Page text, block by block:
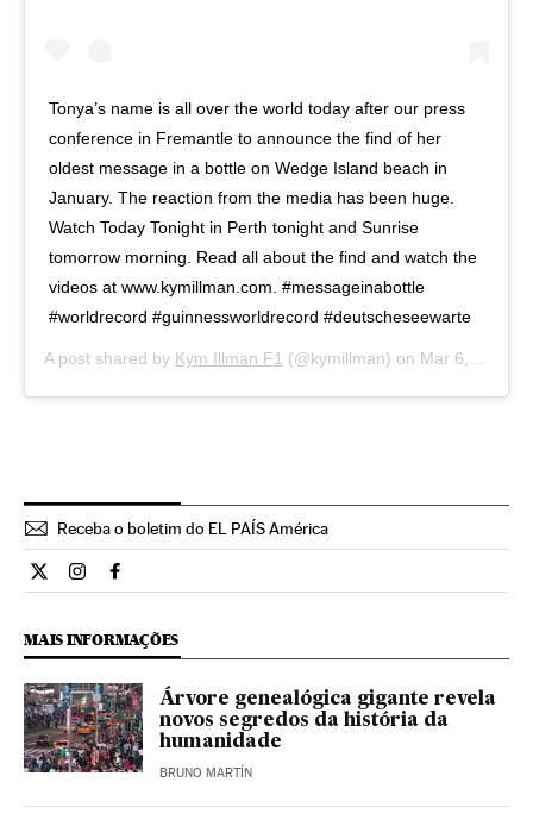
Tonya’s name is all over the world today after our press
conference in Fremantle to announce the find of her
oldest message in a bottle on Wedge Island beach in
January. The reaction from the media has been huge.
Watch Today Tonight in Perth tonight and Sunrise
tomorrow morning. Read all about the find and watch the
videos at www.kymillman.com. #messageinabottle
#worldrecord #guinnessworldrecord #deutscheseewarte
A post shared by Kym Illman F1 (@kymillman) on Mar 6, 2018 at 1:06am PST
Receba o boletim do EL PAÍS América
Cultura El País Brasil en Twitter
Cultura El País Brasil en Instagram
Cultura El País Brasil en Facebook
MAIS INFORMAÇÕES
Árvore genealógica gigante revela
novos segredos da história da
humanidade
BRUNO MARTÍN